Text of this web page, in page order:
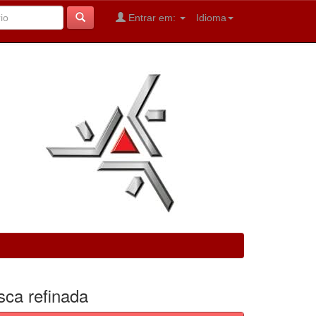
Idioma
Entrar em:
refinada